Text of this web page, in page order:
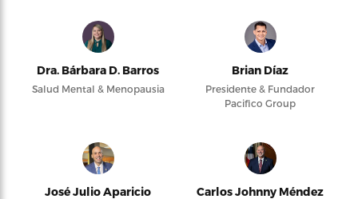
Dra. Bárbara D. Barros
Salud Mental & Menopausia
Brian Díaz
Presidente & Fundador
Pacifico Group
José Julio Aparicio
Carlos Johnny Méndez